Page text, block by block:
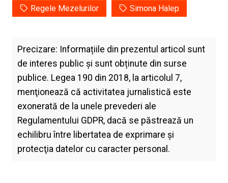
Regele Mezelurilor Simona Halep
Precizare: Informațiile din prezentul articol sunt
de interes public și sunt obținute din surse
publice. Legea 190 din 2018, la articolul 7,
menţionează că activitatea jurnalistică este
exonerată de la unele prevederi ale
Regulamentului GDPR, dacă se păstrează un
echilibru între libertatea de exprimare şi
protecţia datelor cu caracter personal.